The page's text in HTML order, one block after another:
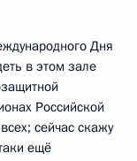
Дня
в этом зале
Российской
сейчас скажу
ещё